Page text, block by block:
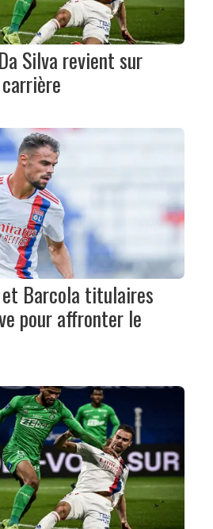
Silva revient sur
et Barcola titulaires
pour affronter le